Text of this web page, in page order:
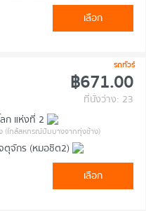
เลือก
รถทัวร์
฿671.00
ที่นั่งว่าง: 23
ก แห่งที่ 2
(ใกล้สหกรณ์ปั๊มบางจากทุ่งช้าง)
ตุจักร (หมอชิต2)
เลือก